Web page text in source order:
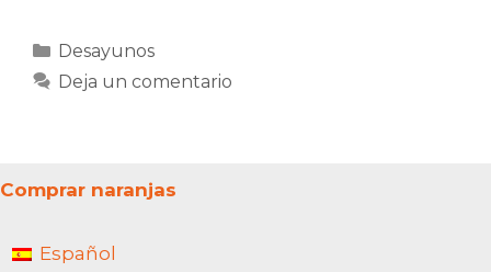
Categorías
Desayunos
Deja un comentario
Comprar naranjas
Español